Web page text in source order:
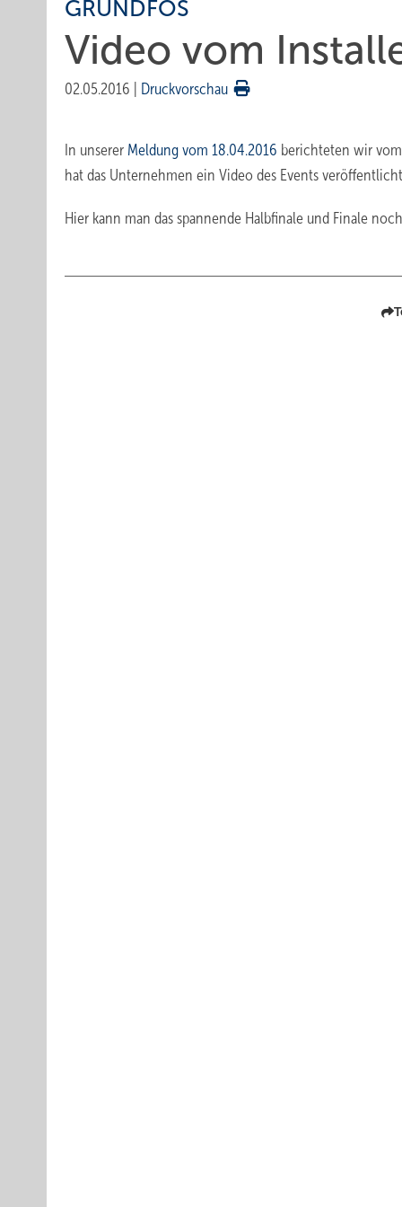
GRUNDFOS
Video vom
02.05.2016 Druckvorschau
In unserer Meldung vom 18.04.2016 berichteten wir
hat das Unternehmen ein Video des Events
Hier kann man das spannende Halbfinale und Finale